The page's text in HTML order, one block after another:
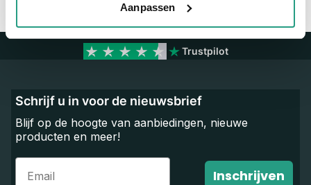
Aanpassen
Trustpilot
Schrijf u in voor de nieuwsbrief
Blijf op de hoogte van aanbiedingen, nieuwe
producten en meer!
Email
Inschrijven